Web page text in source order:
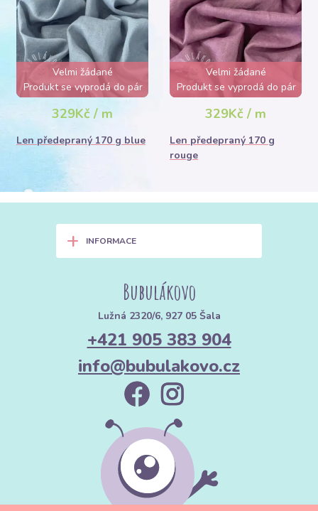
Velmi žádané
Produkt se vyprodá do pár
hodin
329Kč / m
Len předepraný 170 g blue
Velmi žádané
Produkt se vyprodá do pár
hodin
329Kč / m
Len předepraný 170 g
rouge
+ INFORMACE
Bubulákovo
Lužná 2320/6, 927 05 Šala
+421 905 383 904
info@bubulakovo.cz